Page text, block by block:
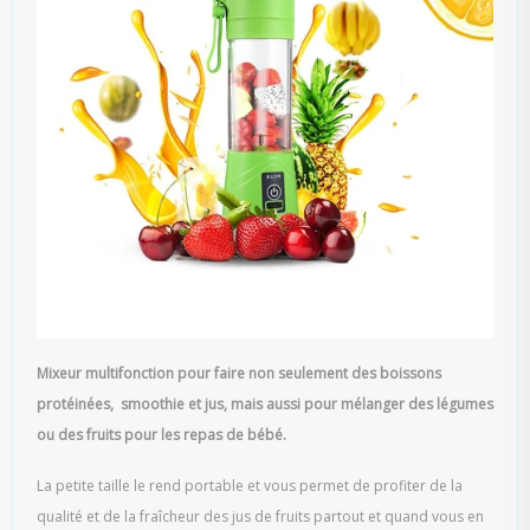
Mixeur multifonction pour faire non seulement des boissons
protéinées, smoothie et jus, mais aussi pour mélanger des légumes
ou des fruits pour les repas de bébé.
La petite taille le rend portable et vous permet de profiter de la
qualité et de la fraîcheur des jus de fruits partout et quand vous en